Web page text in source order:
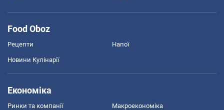
Food Oboz
Рецепти Напої
Новини Кулінарії
Економіка
Ринки та компанії Макроекономіка